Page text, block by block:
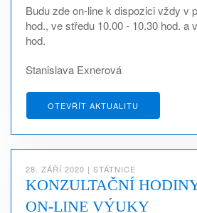
Budu zde on-line k dispozici vždy v
hod., ve středu 10.00 - 10.30 hod. a
hod.
Stanislava Exnerová
OTEVŘÍT AKTUALITU
28. ZÁŘÍ 2020 | STÁTNICE
KONZULTAČNÍ
ON-LINE VÝUKY